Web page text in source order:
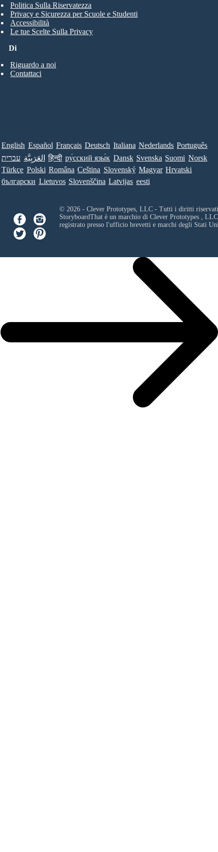
Di
Riguardo a noi
Contattaci
Politica Sulla Riservatezza
Privacy e Sicurezza per Scuole e Studenti
Accessibilità
Le tue Scelte Sulla Privacy
English Español Français Deutsch Italiana Nederlands Português
עברית العَرَبِيَّة हिन्दी ру́сский язы́к Dansk Svenska Suomi Norsk
Türkçe Polski Româna Ceština Slovenský Magyar Hrvatski
български Lietuvos Slovenščina Latvijas eesti
© 2026 - Clever Prototypes, LLC - Tutti i diritti
StoryboardThat è un marchio di Clever Prototypes , LLC
registrato presso l'ufficio brevetti e marchi degli Stati